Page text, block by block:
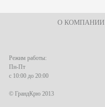
О КОМПАНИИ
Режим работы:
Пн-Пт
с 10:00 до 20:00
© ГрандКрю 2013